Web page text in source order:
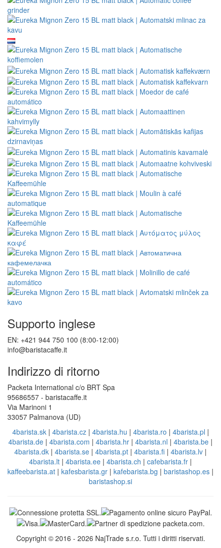
Supporto inglese
EN: +421 944 750 100 (8:00-12:00)
info@baristacaffe.it
Indirizzo di ritorno
Packeta International c/o BRT Spa
95686557 - baristacaffe.it
Via Marinoni 1
33057 Palmanova (UD)
4barista.sk| 4barista.cz| 4barista.hu | 4barista.ro | 4barista.pl |
4barista.de | 4barista.com | 4barista.hr | 4barista.nl | 4barista.be |
4barista.dk | 4barista.se | 4barista.pt | 4barista.fi | 4barista.lv |
4barista.lt | 4barista.ee | 4barista.ch | cafebarista.fr |
kaffeebarista.at | kafesbarista.gr | kafebarista.bg | baristashop.es |
baristashop.si
Copyright © 2016 - 2026 NajTrade s.r.o. Tutti i diritti riservati.